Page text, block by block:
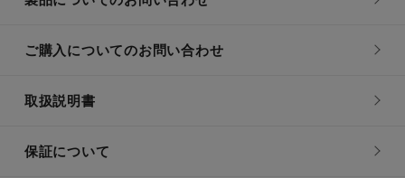
ご購入についてのお問い合わせ
取扱説明書
保証について